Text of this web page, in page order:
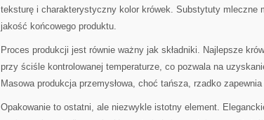
teksturę i charakterystyczny kolor krówek. Substytuty mleczne
jakość końcowego produktu.
Proces produkcji jest równie ważny jak składniki. Najlepsze
przy ściśle kontrolowanej temperaturze, co pozwala na
Masowa produkcja przemysłowa, choć tańsza, rzadko
Opakowanie to ostatni, ale niezwykle istotny element.